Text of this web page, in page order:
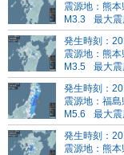
震源地：熊
M3.3
最大
発生時刻：
震源地：熊
M3.5
最大
発生時刻：
震源地：福
M5.6
最大
発生時刻：
震源地：熊